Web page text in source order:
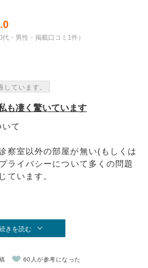
・男性・掲載口コミ1件）
しています。
も凄く驚いています
て
察室以外の部屋が無い(もしくは
ライバシーについて多くの問題
ています。
きを読む
60人が参考になった